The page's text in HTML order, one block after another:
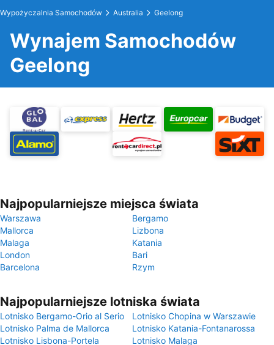
Wypożyczalnia Samochodów Australia Geelong
Wynajem Samochodów
Geelong
Najpopularniejsze miejsca świata
Warszawa
Bergamo
Mallorca
Lizbona
Malaga
Katania
London
Bari
Barcelona
Rzym
Najpopularniejsze lotniska świata
Lotnisko Bergamo-Orio al Serio
Lotnisko Chopina w Warszawie
Lotnisko Palma de Mallorca
Lotnisko Katania-Fontanarossa
Lotnisko Lisbona-Portela
Lotnisko Malaga